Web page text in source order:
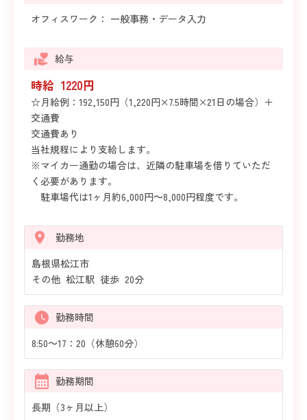
オフィスワーク： 一般事務・データ入力
給与
時給 1220円
☆月給例：192,150円（1,220円×7.5時間×21日の場合）＋
交通費
交通費あり
当社規程により支給します。
※マイカー通勤の場合は、近隣の駐車場を借りていただ
く必要があります。
駐車場代は1ヶ月約6,000円～8,000円程度です。
勤務地
島根県松江市
その他 松江駅 徒歩 20分
勤務時間
8:50～17：20（休憩60分）
勤務期間
長期（3ヶ月以上）